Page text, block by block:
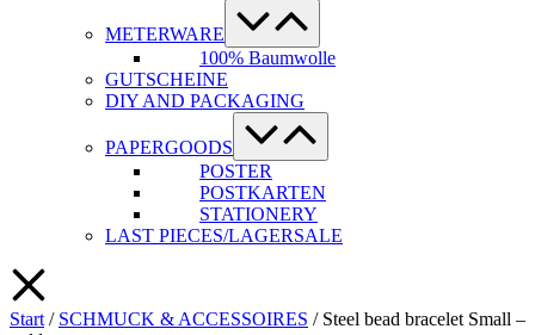
METERWARE
Menü-
Schalter
100% Baumwolle
GUTSCHEINE
DIY AND PACKAGING
PAPERGOODS
Menü-
Schalter
POSTER
POSTKARTEN
STATIONERY
LAST PIECES/LAGERSALE
Start / SCHMUCK & ACCESSOIRES / Steel bead bracelet Small –